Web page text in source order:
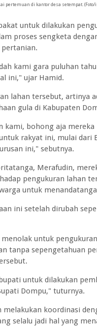
pertemuan di kantor desa setempat. (Foto/
untuk dilakukan
proses sengketa
kami gara puluhan
ini," ujar Hamid.
lahan tersebut, artinya
gula di Kabupaten
kami, bohong aja mereka
rakyat ini, mulai dari
ini," sebutnya.
Merafudin,
pengukuran lahan
untuk
ini setelah dirubah
untuk
tanpa sepengetahuan
untuk dilakukan
Dompu," tuturnya.
koordinasi
selalu jadi hal yang